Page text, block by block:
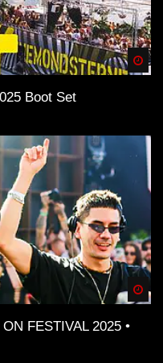
Boot Set
FESTIVAL 2025 •